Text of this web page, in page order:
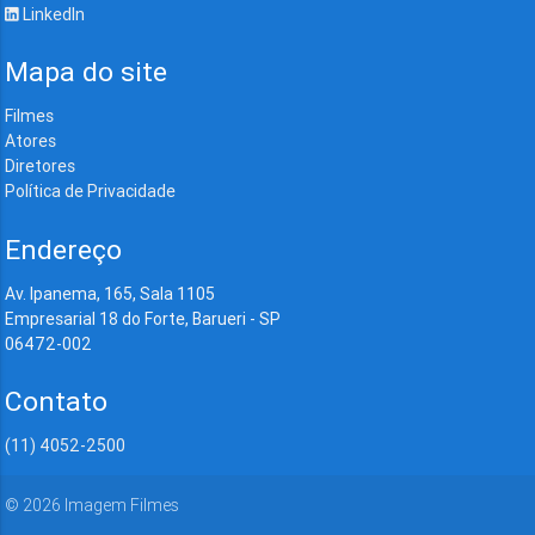
LinkedIn
Mapa do site
Filmes
Atores
Diretores
Política de Privacidade
Endereço
Av. Ipanema, 165, Sala 1105
Empresarial 18 do Forte, Barueri - SP
06472-002
Contato
(11) 4052-2500
© 2026 Imagem Filmes